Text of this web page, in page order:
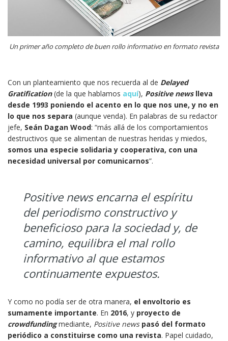
Un primer año completo de buen rollo informativo en formato revista
Con un planteamiento que nos recuerda al de Delayed
Gratification(de la que hablamos aquí), Positive newslleva
desde 1993 poniendo el acento en lo que nos une, y no en
lo que nos separa (aunque venda). En palabras de su redactor
jefe, Seán Dagan Wood: “más allá de los comportamientos
destructivos que se alimentan de nuestras heridas y miedos,
somos una especie solidaria y cooperativa, con una
necesidad universal por comunicarnos”.
Positive news encarna el espíritu
del periodismo constructivo y
beneficioso para la sociedad y, de
camino, equilibra el mal rollo
informativo al que estamos
continuamente expuestos.
Y como no podía ser de otra manera, el envoltorio es
sumamente importante. En 2016, y proyecto de
crowdfundingmediante, Positive news pasó del formato
periódico a constituirse como una revista. Papel cuidado,